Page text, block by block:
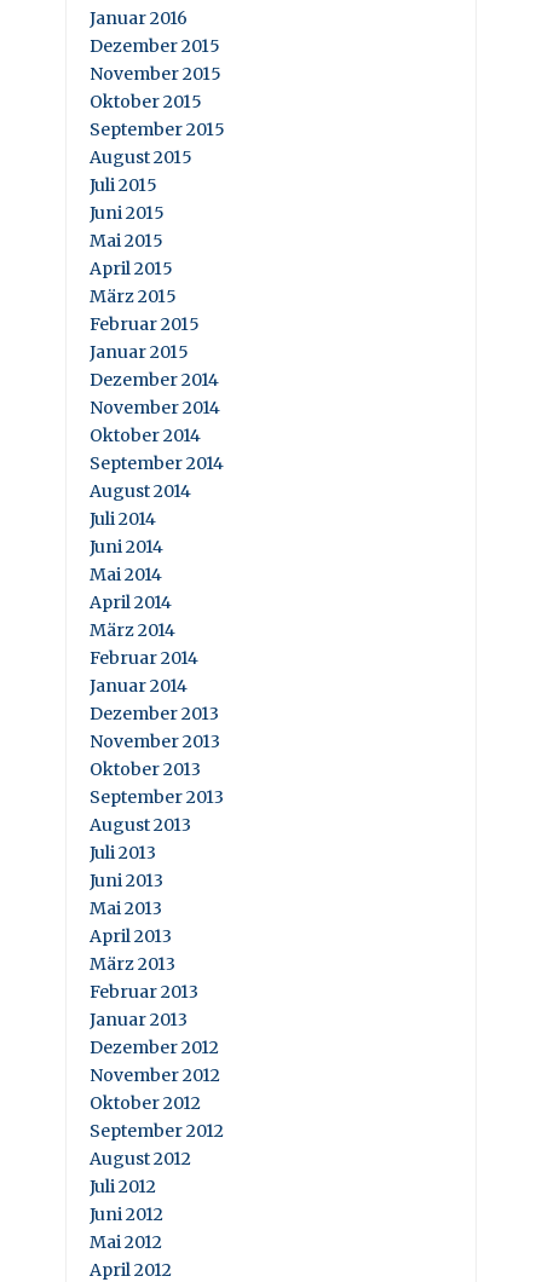
Januar 2016
Dezember 2015
November 2015
Oktober 2015
September 2015
August 2015
Juli 2015
Juni 2015
Mai 2015
April 2015
März 2015
Februar 2015
Januar 2015
Dezember 2014
November 2014
Oktober 2014
September 2014
August 2014
Juli 2014
Juni 2014
Mai 2014
April 2014
März 2014
Februar 2014
Januar 2014
Dezember 2013
November 2013
Oktober 2013
September 2013
August 2013
Juli 2013
Juni 2013
Mai 2013
April 2013
März 2013
Februar 2013
Januar 2013
Dezember 2012
November 2012
Oktober 2012
September 2012
August 2012
Juli 2012
Juni 2012
Mai 2012
April 2012